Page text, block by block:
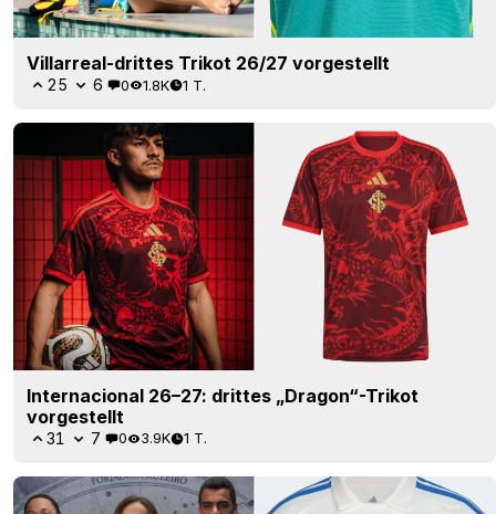
Villarreal-drittes Trikot 26/27 vorgestellt
25 6 0 1.8K 1 T.
Internacional 26–27: drittes „Dragon“-Trikot
vorgestellt
31 7 0 3.9K 1 T.